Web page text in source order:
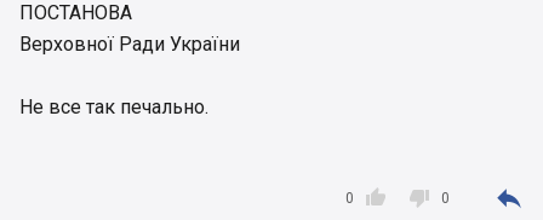
ПОСТАНОВА
Верховної Ради України
Не все так печально.

0  0 